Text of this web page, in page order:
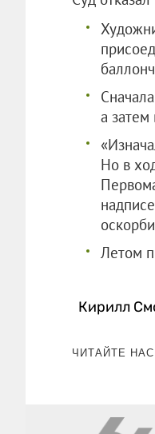
а затем
Но в
Летом
Кирилл
ЧИТАЙТЕ